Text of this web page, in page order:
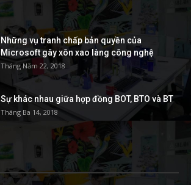
Những vụ tranh chấp bản quyền của
Microsoft gây xôn xao làng công nghệ
Tháng Năm 22, 2018
Sự khác nhau giữa hợp đồng BOT, BTO và BT
Tháng Ba 14, 2018